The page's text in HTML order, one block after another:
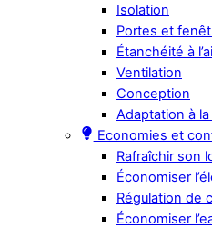
Isolation
Portes et
Étanchéité à
Ventilation
Conception
Adaptation à
Economies et
Rafraîchir son
Économiser
Régulation de
Économiser